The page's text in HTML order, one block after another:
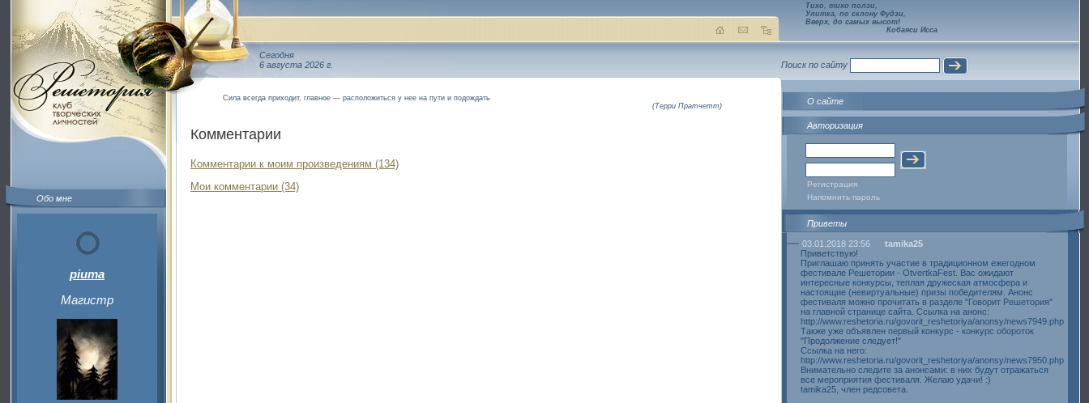
Обо мне
piuma
Магистр
Сегодня
6 августа 2026 г.
Сила всегда приходит, главное — расположиться у нее на пути и подождать
(Терри Пратчетт)
Комментарии
Комментарии к моим произведениям (134)
Мои комментарии (34)
Тихо, тихо ползи,
Улитка, по склону Фудзи,
Вверх, до самых высот!
Кобаяси Исса
Поиск по сайту
О сайте
Авторизация
Регистрация
Напомнить пароль
Приветы
03.01.2018 23:56
tamika25
Приветствую!
Приглашаю принять участие в традиционном ежегодном
фестивале Решетории - OtvertkaFest. Вас ожидают
интересные конкурсы, теплая дружеская атмосфера и
настоящие (невиртуальные) призы победителям. Анонс
фестиваля можно прочитать в разделе "Говорит Решетория"
на главной странице сайта. Ссылка на анонс:
http://www.reshetoria.ru/govorit_reshetoriya/anonsy/news7949.php
Также уже объявлен первый конкурс - конкурс обороток
"Продолжение следует!"
Ссылка на него:
http://www.reshetoria.ru/govorit_reshetoriya/anonsy/news7950.php
Внимательно следите за анонсами: в них будут отражаться
все мероприятия фестиваля. Желаю удачи! :)
tamika25, член редсовета.